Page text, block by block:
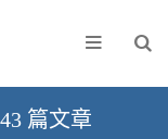
篇文章